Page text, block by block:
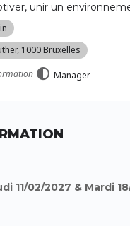
unir un
1000 Bruxelles
Manager
11/02/2027 & Mardi